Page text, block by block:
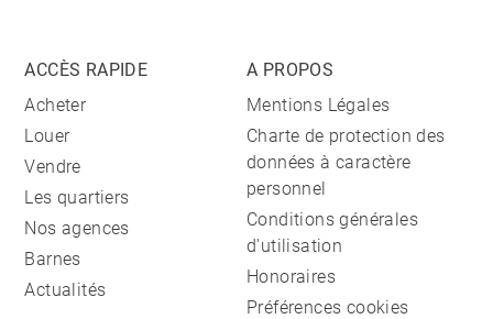
ACCÈS RAPIDE
Acheter
Louer
Vendre
Les quartiers
Nos agences
Barnes
Actualités
A PROPOS
Mentions Légales
Charte de protection des
données à caractère
personnel
Conditions générales
d'utilisation
Honoraires
Préférences cookies